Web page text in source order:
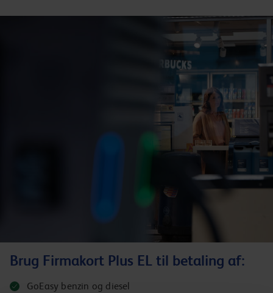
Brug Firmakort Plus EL til betaling af:
GoEasy benzin og diesel